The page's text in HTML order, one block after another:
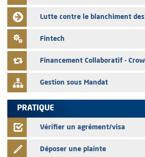
Liste des agréments et visas d'OPCVM
mois de juillet 2026
03/08/2026
L' AMMC publie les indicateurs mensuels du
le mois de Juin 2026
Lutte contre le blanchiment
Fintech
Financement Collaboratif -
Gestion sous Mandat
PRATIQUE
Vérifier un agrément/visa
Déposer une plainte